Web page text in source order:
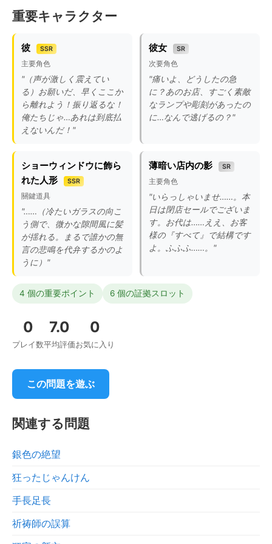
重要キャラクター
彼 SSR
主要角色
"（声が激しく震えてい
る）お願いだ、早くここか
ら離れよう！振り返るな！
俺たちじゃ…あれは到底払
えないんだ！"
彼女 SR
次要角色
"痛いよ、どうしたの急
に？あのお店、すごく素敵
なランプや彫刻があったの
に…なんで逃げるの？"
ショーウィンドウに飾ら
れた人形
SSR
關鍵道具
"……（冷たいガラスの向こ
う側で、微かな隙間風に髪
が揺れる。まるで誰かの無
言の悲鳴を代弁するかのよ
うに）"
薄暗い店内の影 SR
主要角色
"いらっしゃいませ……。本
日は閉店セールでございま
す。お代は……ええ、お客
様の『すべて』で結構です
よ。ふふふ……。"
4 個の重要ポイント 6 個の証拠スロット
0
プレイ数
7.0
平均評価
0
お気に入り
この問題を遊ぶ
関連する問題
銀色の絶望
狂ったじゃんけん
手長足長
祈祷師の誤算